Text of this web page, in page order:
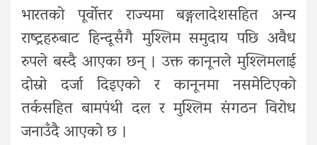
भारतको पूर्वोत्तर राज्यमा बङ्गलादेशसहित अन्य
राष्ट्रहरुबाट हिन्दूसँगै मुश्लिम समुदाय पछि अवैध
रुपले बस्दै आएका छन् । उक्त कानूनले मुश्लिमलाई
दोस्रो दर्जा दिइएको र कानूनमा नसमेटिएको
तर्कसहित बामपंथी दल र मुश्लिम संगठन विरोध
जनाउँदै आएको छ ।